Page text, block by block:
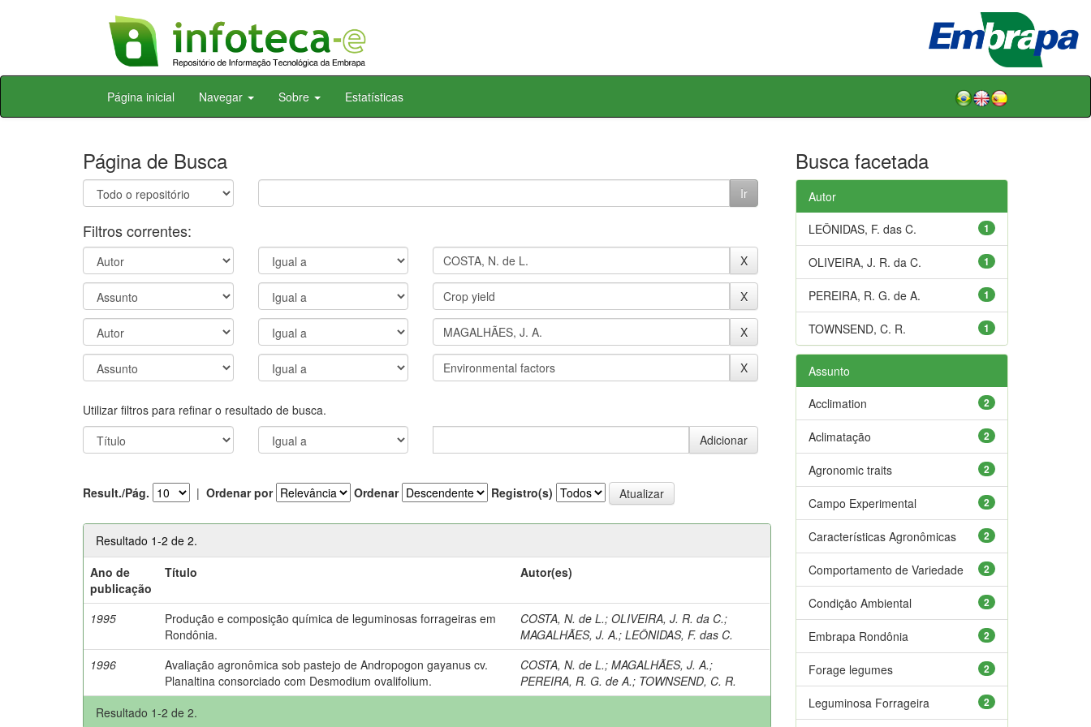
Skip
Página inicial Navegar Sobre Estatísticas
Página de Busca
Filtros correntes:
Utilizar filtros para refinar o resultado de busca.
Result./Pág. | Ordenar por Ordenar Registro(s)
Resultado 1-2 de 2.
Ano de
publicação
Título Autor(es)
1995
Produção e composição química de leguminosas forrageiras em
Rondônia.
COSTA, N. de L.;OLIVEIRA, J. R. da C.;
MAGALHÃES, J. A.;LEÔNIDAS, F. das C.
1996
Avaliação agronômica sob pastejo de Andropogon gayanus cv.
Planaltina consorciado com Desmodium ovalifolium.
COSTA, N. de L.;MAGALHÃES, J. A.;
PEREIRA, R. G. de A.; TOWNSEND, C. R.
Resultado 1-2 de 2.
Busca facetada
Autor
1
LEÔNIDAS, F. das C.
1
OLIVEIRA, J. R. da C.
1
PEREIRA, R. G. de A.
1
TOWNSEND, C. R.
Assunto
2
Acclimation
2
Aclimatação
2
Agronomic traits
2
Campo Experimental
2
Características Agronômicas
2
Comportamento de Variedade
2
Condição Ambiental
2
Embrapa Rondônia
2
Forage legumes
2
Leguminosa Forrageira